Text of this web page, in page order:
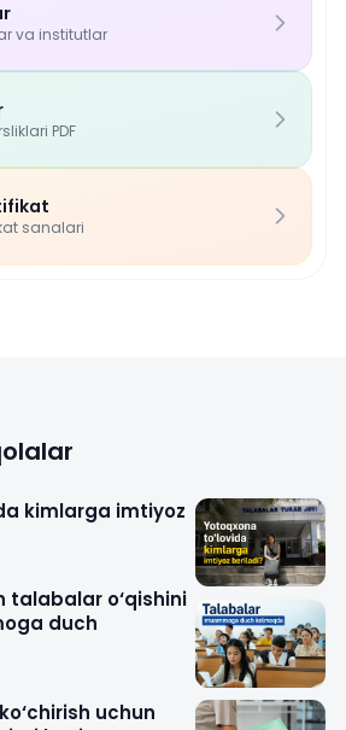
va institutlar
PDF
sanalari
kimlarga imtiyoz
talabalar o‘qishini
duch
uchun